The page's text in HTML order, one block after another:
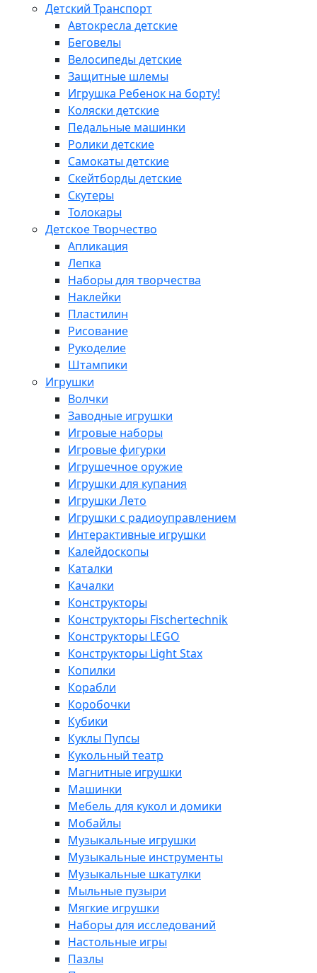
Детский Транспорт
Автокресла детские
Беговелы
Велосипеды детские
Защитные шлемы
Игрушка Ребенок на борту!
Коляски детские
Педальные машинки
Ролики детские
Самокаты детские
Скейтборды детские
Скутеры
Толокары
Детское Творчество
Апликация
Лепка
Наборы для творчества
Наклейки
Пластилин
Рисование
Рукоделие
Штампики
Игрушки
Волчки
Заводные игрушки
Игровые наборы
Игровые фигурки
Игрушечное оружие
Игрушки для купания
Игрушки Лето
Игрушки с радиоуправлением
Интерактивные игрушки
Калейдоскопы
Каталки
Качалки
Конструкторы
Конструкторы Fisсhertechnik
Конструкторы LEGO
Конструкторы Light Stax
Копилки
Корабли
Коробочки
Кубики
Куклы Пупсы
Кукольный театр
Магнитные игрушки
Машинки
Мебель для кукол и домики
Мобайлы
Музыкальные игрушки
Музыкальные инструменты
Музыкальные шкатулки
Мыльные пузыри
Мягкие игрушки
Наборы для исследований
Настольные игры
Пазлы